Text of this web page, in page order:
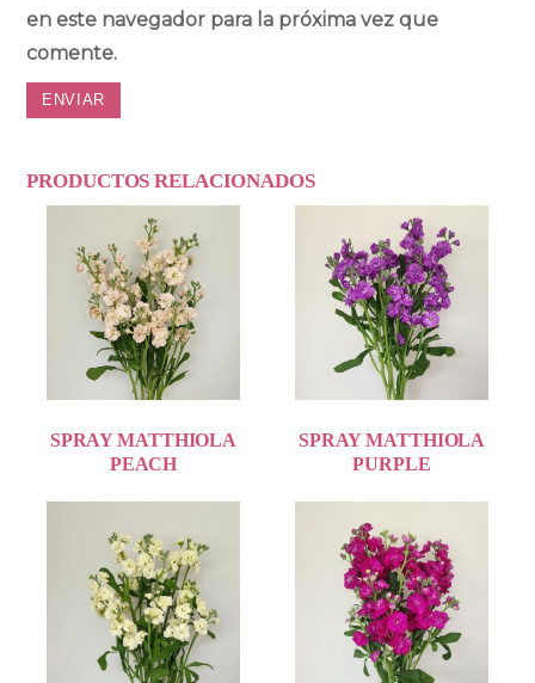
en este navegador para la próxima vez que
comente.
PRODUCTOS RELACIONADOS
SPRAY MATTHIOLA
PEACH
SPRAY MATTHIOLA
PURPLE